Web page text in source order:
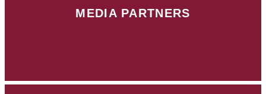
MEDIA PARTNERS